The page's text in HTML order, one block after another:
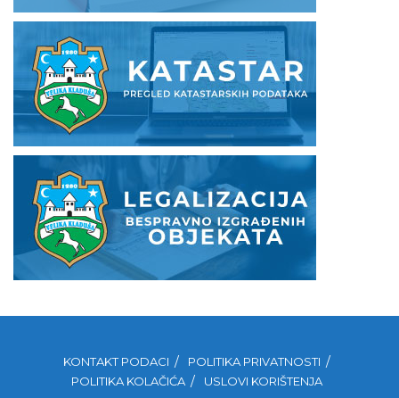
KONTAKT PODACI
POLITIKA PRIVATNOSTI
POLITIKA KOLAČIĆA
USLOVI KORIŠTENJA